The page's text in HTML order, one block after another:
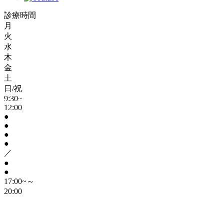
診療時間
月
火
水
木
金
土
日/祝
9:30~
12:00
●
●
●
●
／
●
●
17:00~～
20:00